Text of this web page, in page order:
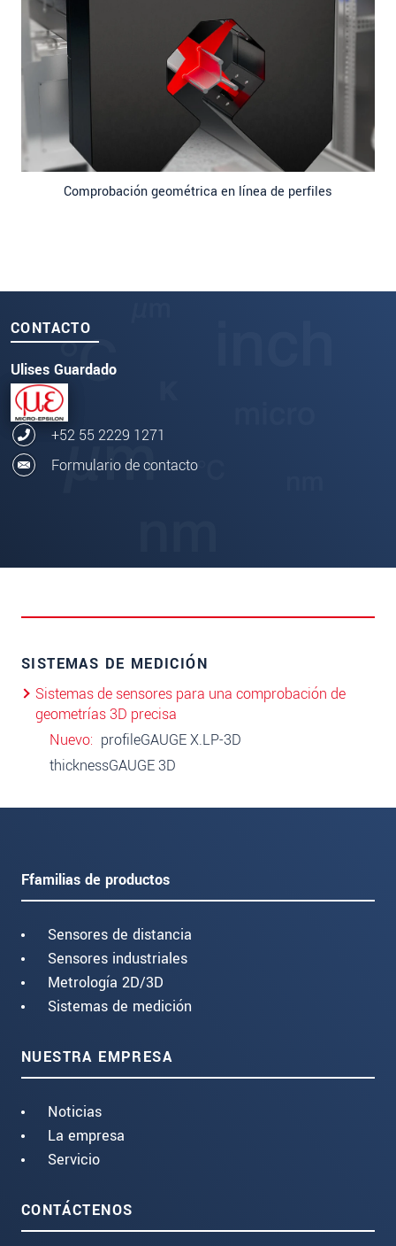
Comprobación geométrica en línea de perfiles
CONTACTO
Ulises Guardado
+52 55 2229 1271
Formulario de contacto
SISTEMAS DE MEDICIÓN
Sistemas de sensores para una comprobación de
geometrías 3D precisa
Nuevo profileGAUGE X.LP-3D
thicknessGAUGE 3D
Ffamilias de productos
Sensores de distancia
Sensores industriales
Metrología 2D/3D
Sistemas de medición
NUESTRA EMPRESA
Noticias
La empresa
Servicio
CONTÁCTENOS